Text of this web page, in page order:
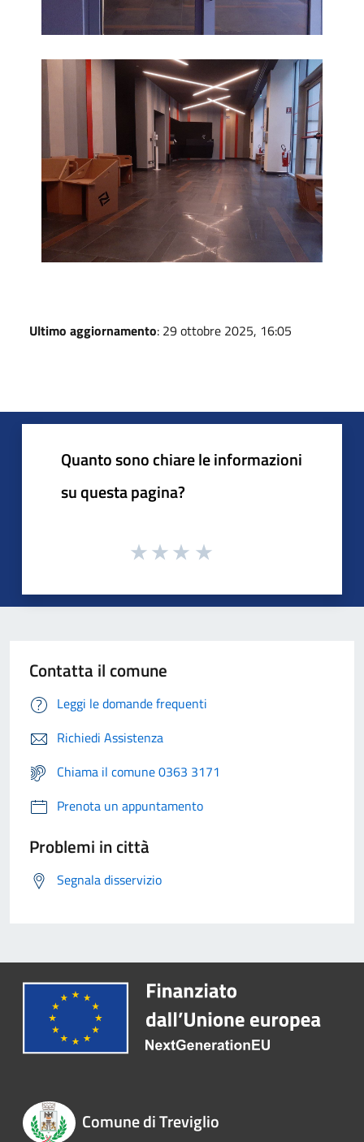
Foyer
Ultimo aggiornamento: 29 ottobre 2025, 16:05
Quanto sono chiare le informazioni
su questa pagina?
Contatta il comune
Leggi le domande frequenti
Richiedi Assistenza
Chiama il comune 0363 3171
Prenota un appuntamento
Problemi in città
Segnala disservizio
Comune di Treviglio